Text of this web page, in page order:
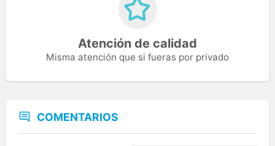
Atención de calidad
Misma atención que si fueras por privado
COMENTARIOS